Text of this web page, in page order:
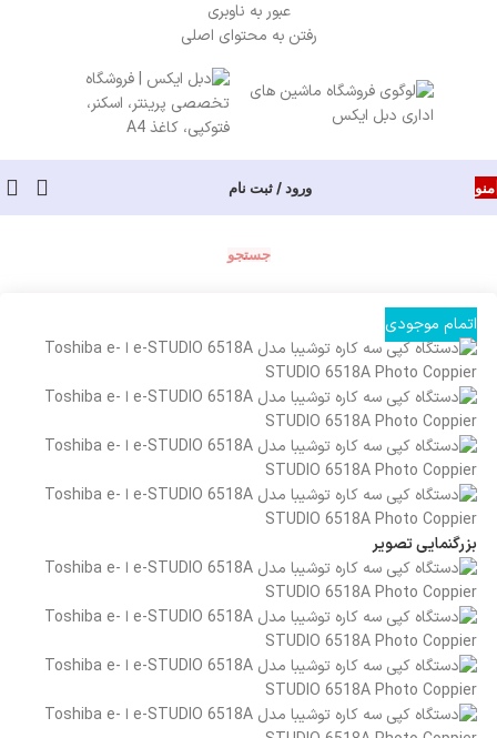
عبور به ناوبری
رفتن به محتوای اصلی
منو ورود / ثبت نام
جستجو
اتمام موجودی
بزرگنمایی تصویر